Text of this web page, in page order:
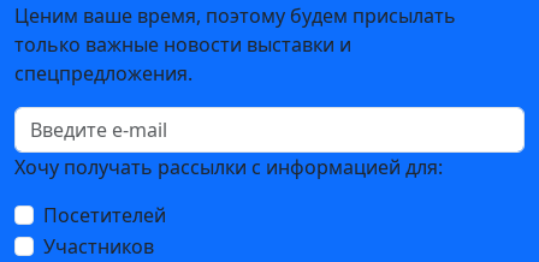
Ценим ваше время, поэтому будем присылать
только важные новости выставки и
спецпредложения.
Хочу получать рассылки с информацией для:
Посетителей
Участников